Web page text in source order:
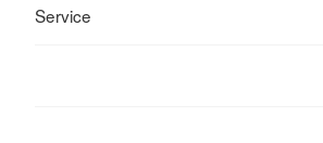
Service